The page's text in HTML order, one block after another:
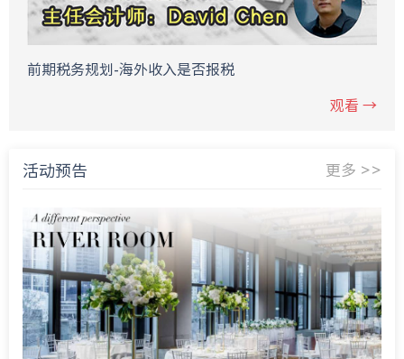
前期税务规划-海外收入是否报税
观看 →
活动预告 更多 >>